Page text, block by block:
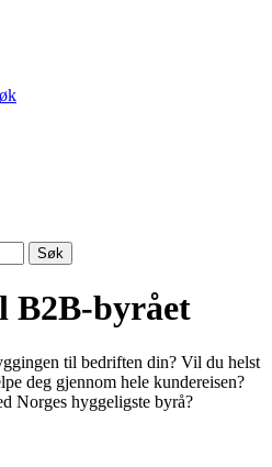
B2B-byrået
til bedriften din? Vil du helst
deg gjennom hele kundereisen?
Norges hyggeligste byrå?